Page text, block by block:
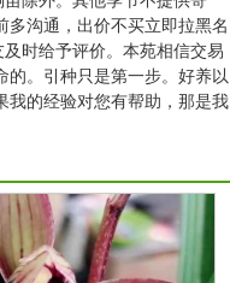
沟通，出价不买立即拉黑名
时给予评价。本苑相信交易
。引种只是第一步。好养以
我的经验对您有帮助，那是我